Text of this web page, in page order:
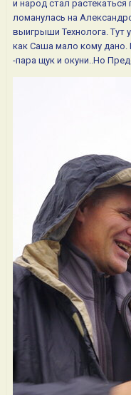
и народ стал
ломанулась на
выигрыши Технолога. Тут
как Саша мало кому дано.
-пара щук и окуни..Но